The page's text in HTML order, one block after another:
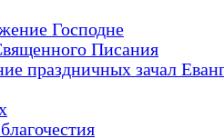
Господне
Писания
праздничных зачал